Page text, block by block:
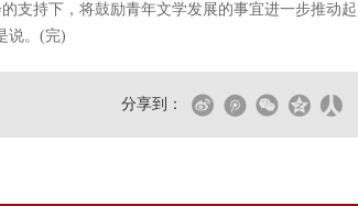
支持下，将鼓励青年文学发展的事宜进一步推动起
说。(完)
分享到：